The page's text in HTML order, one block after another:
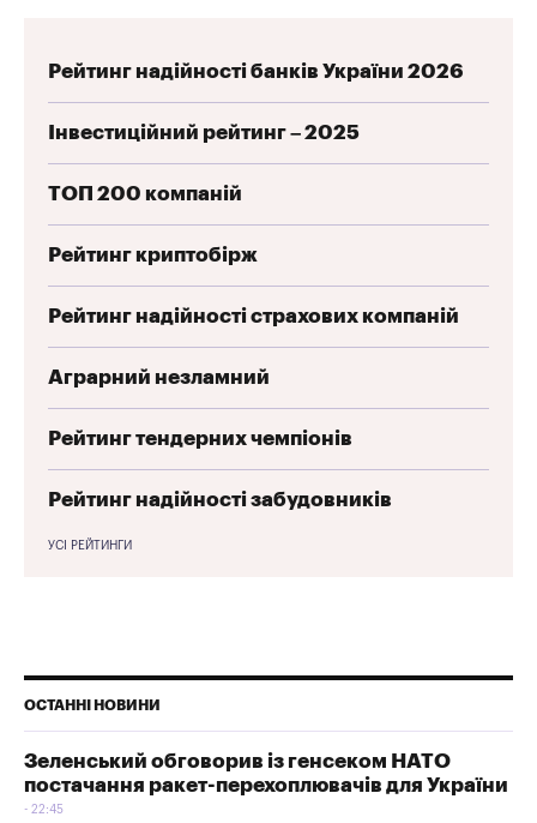
Рейтинг надійності банків України 2026
Інвестиційний рейтинг – 2025
ТОП 200 компаній
Рейтинг криптобірж
Рейтинг надійності страхових компаній
Аграрний незламний
Рейтинг тендерних чемпіонів
Рейтинг надійності забудовників
УСІ РЕЙТИНГИ
ОСТАННІ НОВИНИ
Зеленський обговорив із генсеком НАТО
постачання ракет-перехоплювачів для України
22:45